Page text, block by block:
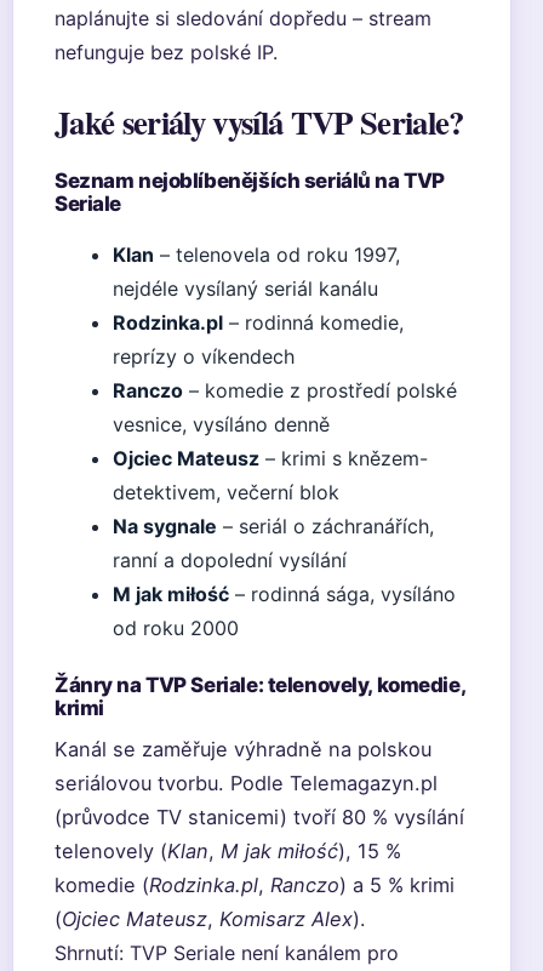
naplánujte si sledování dopředu – stream
nefunguje bez polské IP.
Jaké seriály vysílá TVP Seriale?
Seznam nejoblíbenějších seriálů na TVP
Seriale
Klan – telenovela od roku 1997,
nejdéle vysílaný seriál kanálu
Rodzinka.pl – rodinná komedie,
reprízy o víkendech
Ranczo – komedie z prostředí polské
vesnice, vysíláno denně
Ojciec Mateusz – krimi s knězem-
detektivem, večerní blok
Na sygnale – seriál o záchranářích,
ranní a dopolední vysílání
M jak miłość – rodinná sága, vysíláno
od roku 2000
Žánry na TVP Seriale: telenovely, komedie,
krimi
Kanál se zaměřuje výhradně na polskou
seriálovou tvorbu. Podle Telemagazyn.pl
(průvodce TV stanicemi) tvoří 80 % vysílání
telenovely (Klan, M jak miłość), 15 %
komedie (Rodzinka.pl, Ranczo) a 5 % krimi
(Ojciec Mateusz, Komisarz Alex).
Shrnutí: TVP Seriale není kanálem pro